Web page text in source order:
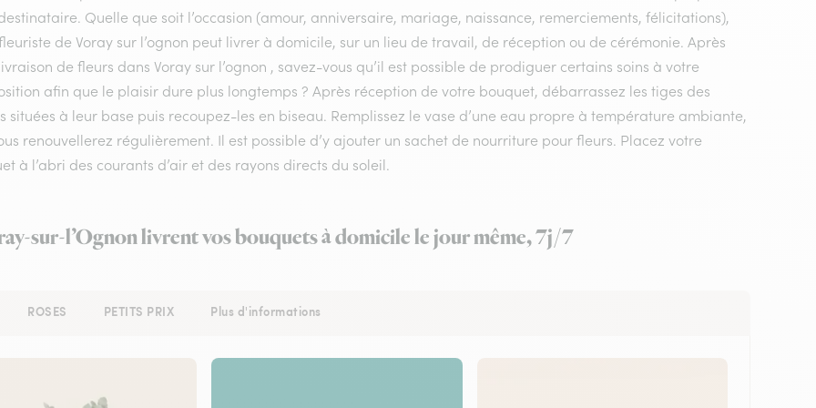
Quelle que soit l’occasion (amour, anniversaire, mariage, naissance, remerciements, félicitations),
de Voray sur l’ognon peut livrer à domicile, sur un lieu de travail, de réception ou de cérémonie. Après
de fleurs dans Voray sur l’ognon , savez-vous qu’il est possible de prodiguer certains soins à votre
afin que le plaisir dure plus longtemps ? Après réception de votre bouquet, débarrassez les tiges des
situées à leur base puis recoupez-les en biseau. Remplissez le vase d’une eau propre à température ambiante,
renouvellerez régulièrement. Il est possible d’y ajouter un sachet de nourriture pour fleurs. Placez votre
à l’abri des courants d’air et des rayons directs du soleil.
sur-l’Ognon livrent vos bouquets à domicile le jour même, 7j/7
ROSES PETITS PRIX Plus d'informations